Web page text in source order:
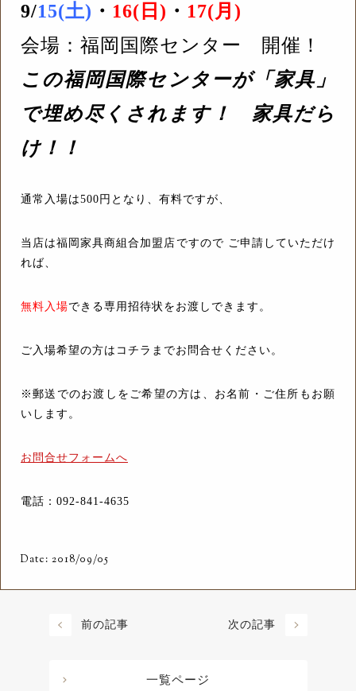
9/15(土) ・ 16(日) ・ 17(月)
会場：福岡国際センター 開催！
この福岡国際センターが「家具」
で埋め尽くされます！ 家具だら
け！！
通常入場は500円となり、有料ですが、
当店は福岡家具商組合加盟店ですので ご申請していただけ
れば、
無料入場できる専用招待状をお渡しできます。
ご入場希望の方はコチラまでお問合せください。
※郵送でのお渡しをご希望の方は、お名前・ご住所もお願
いします。
お問合せフォームへ
電話：092-841-4635
Date: 2018/09/05
前の記事 次の記事
一覧ページ